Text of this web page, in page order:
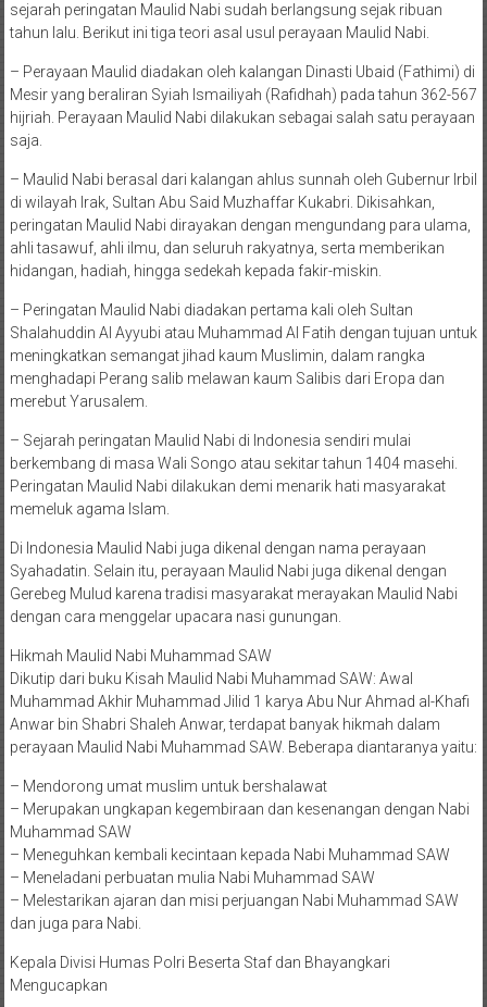
sejarah peringatan Maulid Nabi sudah berlangsung sejak ribuan
tahun lalu. Berikut ini tiga teori asal usul perayaan Maulid Nabi.
– Perayaan Maulid diadakan oleh kalangan Dinasti Ubaid (Fathimi) di
Mesir yang beraliran Syiah Ismailiyah (Rafidhah) pada tahun 362-567
hijriah. Perayaan Maulid Nabi dilakukan sebagai salah satu perayaan
saja.
– Maulid Nabi berasal dari kalangan ahlus sunnah oleh Gubernur Irbil
di wilayah Irak, Sultan Abu Said Muzhaffar Kukabri. Dikisahkan,
peringatan Maulid Nabi dirayakan dengan mengundang para ulama,
ahli tasawuf, ahli ilmu, dan seluruh rakyatnya, serta memberikan
hidangan, hadiah, hingga sedekah kepada fakir-miskin.
– Peringatan Maulid Nabi diadakan pertama kali oleh Sultan
Shalahuddin Al Ayyubi atau Muhammad Al Fatih dengan tujuan untuk
meningkatkan semangat jihad kaum Muslimin, dalam rangka
menghadapi Perang salib melawan kaum Salibis dari Eropa dan
merebut Yarusalem.
– Sejarah peringatan Maulid Nabi di Indonesia sendiri mulai
berkembang di masa Wali Songo atau sekitar tahun 1404 masehi.
Peringatan Maulid Nabi dilakukan demi menarik hati masyarakat
memeluk agama Islam.
Di Indonesia Maulid Nabi juga dikenal dengan nama perayaan
Syahadatin. Selain itu, perayaan Maulid Nabi juga dikenal dengan
Gerebeg Mulud karena tradisi masyarakat merayakan Maulid Nabi
dengan cara menggelar upacara nasi gunungan.
Hikmah Maulid Nabi Muhammad SAW
Dikutip dari buku Kisah Maulid Nabi Muhammad SAW: Awal
Muhammad Akhir Muhammad Jilid 1 karya Abu Nur Ahmad al-Khafi
Anwar bin Shabri Shaleh Anwar, terdapat banyak hikmah dalam
perayaan Maulid Nabi Muhammad SAW. Beberapa diantaranya yaitu:
– Mendorong umat muslim untuk bershalawat
– Merupakan ungkapan kegembiraan dan kesenangan dengan Nabi
Muhammad SAW
– Meneguhkan kembali kecintaan kepada Nabi Muhammad SAW
– Meneladani perbuatan mulia Nabi Muhammad SAW
– Melestarikan ajaran dan misi perjuangan Nabi Muhammad SAW
dan juga para Nabi.
Kepala Divisi Humas Polri Beserta Staf dan Bhayangkari
Mengucapkan